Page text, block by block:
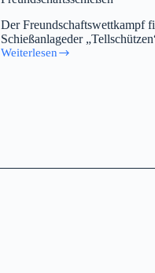
Der Freundschaftswettkampf
Schießanlageder
Weiterlesen
Freundschaftsschießen